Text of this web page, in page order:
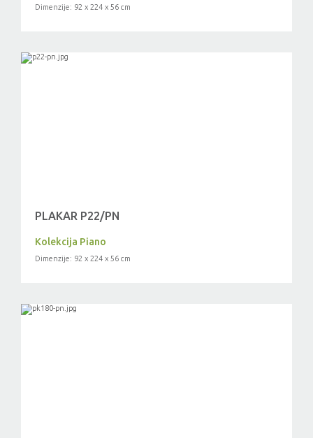
Dimenzije: 92 x 224 x 56 cm
PLAKAR P22/PN
Kolekcija Piano
Dimenzije: 92 x 224 x 56 cm